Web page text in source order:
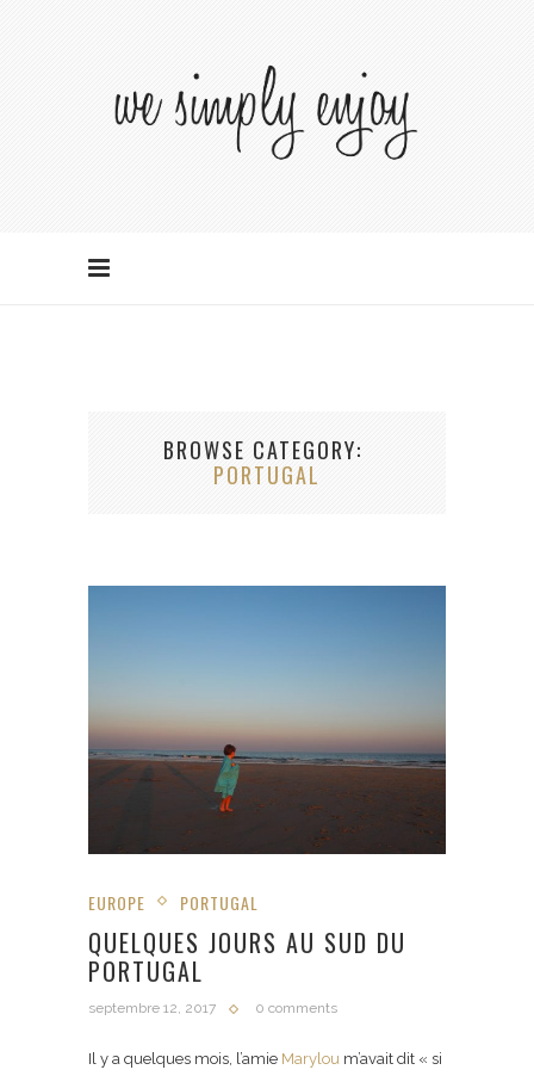
BROWSE CATEGORY
PORTUGAL
EUROPE PORTUGAL
QUELQUES JOURS AU SUD DU
PORTUGAL
septembre 12, 2017 0 comments
Il y a quelques mois, l’amie Marylou m’avait dit « si